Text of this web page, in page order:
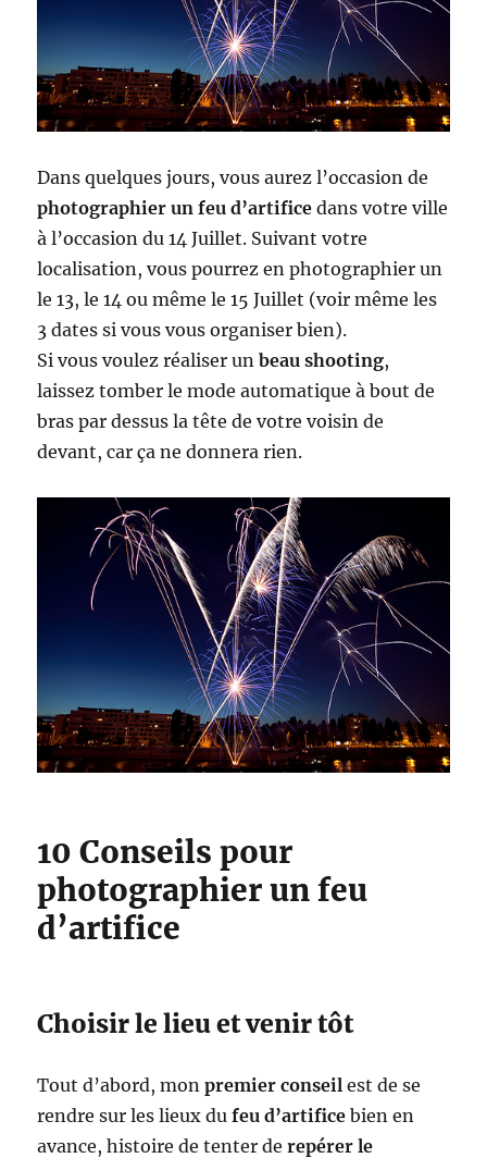
Dans quelques jours, vous aurez l’occasion de
photographier un feu d’artifice dans votre ville
à l’occasion du 14 Juillet. Suivant votre
localisation, vous pourrez en photographier un
le 13, le 14 ou même le 15 Juillet (voir même les
3 dates si vous vous organiser bien).
Si vous voulez réaliser unbeau shooting,
laissez tomber le mode automatique à bout de
bras par dessus la tête de votre voisin de
devant, car ça ne donnera rien.
10 Conseils pour
photographier un feu
d’artifice
Choisir le lieu et venir tôt
Tout d’abord, monpremier conseil est de se
rendre sur les lieux dufeu d’artifice bien en
avance, histoire de tenter derepérer le